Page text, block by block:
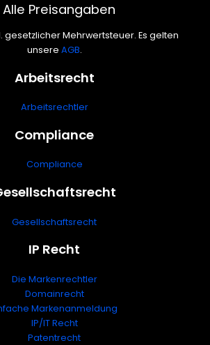
Preisangaben
gesetzlicher Mehrwertsteuer. Es gelten
unsere AGB.
Arbeitsrecht
Arbeitsrechtler
Compliance
Compliance
Gesellschaftsrecht
IP Recht
Die Markenrechtler
Domainrecht
Markenanmeldung
IP/IT Recht
Patentrecht